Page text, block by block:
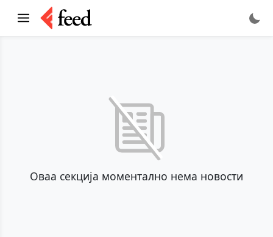
Оваа секција моментално нема новости